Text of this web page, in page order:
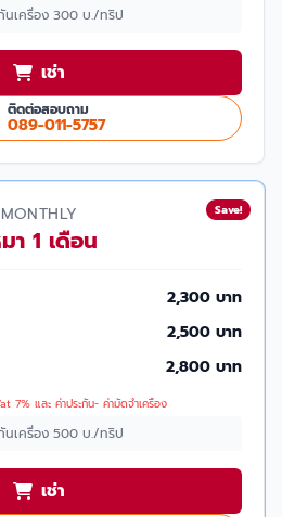
นเครื่อง 300 บ./ทริป
เช่า
ติดต่อสอบถาม
089-011-5757
Save!
MONTHLY
า 1 เดือน
2,300 บาท
2,500 บาท
2,800 บาท
7% และ ค่าประกัน- ค่ามัดจำเครื่อง
นเครื่อง 500 บ./ทริป
เช่า